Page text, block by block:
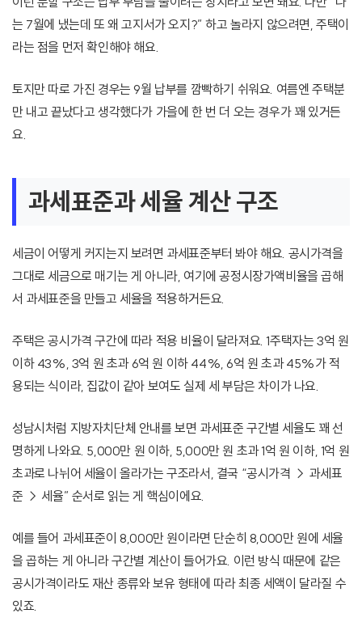
는 7월에 냈는데 또 왜 고지서가 오지?” 하고 놀라지 않으려면, 주택이
라는 점을 먼저 확인해야 해요.
토지만 따로 가진 경우는 9월 납부를 깜빡하기 쉬워요. 여름엔 주택분
만 내고 끝났다고 생각했다가 가을에 한 번 더 오는 경우가 꽤 있거든
요.
과세표준과 세율 계산 구조
세금이 어떻게 커지는지 보려면 과세표준부터 봐야 해요. 공시가격을
그대로 세금으로 매기는 게 아니라, 여기에 공정시장가액비율을 곱해
서 과세표준을 만들고 세율을 적용하거든요.
주택은 공시가격 구간에 따라 적용 비율이 달라져요. 1주택자는 3억 원
이하 43%, 3억 원 초과 6억 원 이하 44%, 6억 원 초과 45%가 적
용되는 식이라, 집값이 같아 보여도 실제 세 부담은 차이가 나요.
성남시처럼 지방자치단체 안내를 보면 과세표준 구간별 세율도 꽤 선
명하게 나와요. 5,000만 원 이하, 5,000만 원 초과 1억 원 이하, 1억 원
초과로 나뉘어 세율이 올라가는 구조라서, 결국 “공시가격 → 과세표
준 → 세율” 순서로 읽는 게 핵심이에요.
예를 들어 과세표준이 8,000만 원이라면 단순히 8,000만 원에 세율
을 곱하는 게 아니라 구간별 계산이 들어가요. 이런 방식 때문에 같은
공시가격이라도 재산 종류와 보유 형태에 따라 최종 세액이 달라질 수
있죠.